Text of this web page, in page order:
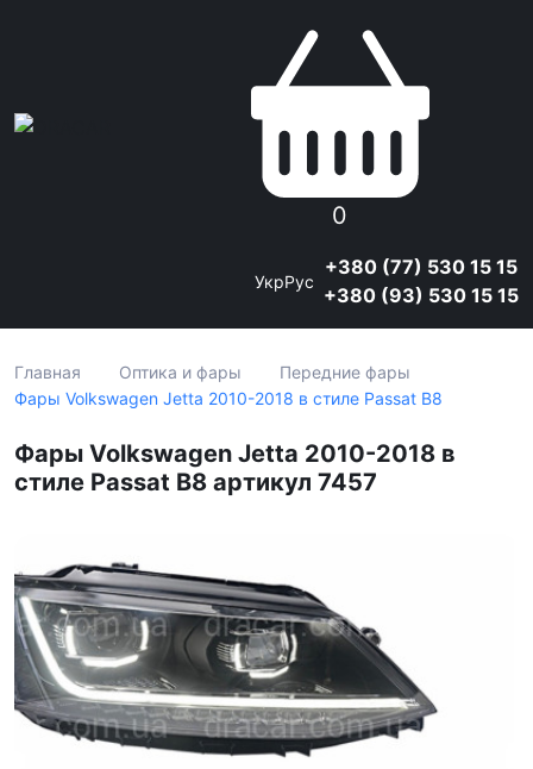
0
УкрРус
+380 (77) 530 15 15
+380 (93) 530 15 15
Главная Оптика и фары
Передние фары
Фары Volkswagen Jetta 2010-2018 в стиле Passat B8
Фары Volkswagen Jetta 2010-2018 в
стиле Passat B8 артикул 7457